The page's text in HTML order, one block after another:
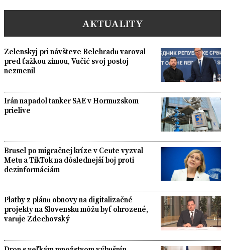
AKTUALITY
Zelenskyj pri návšteve Belehradu varoval
pred ťažkou zimou, Vučić svoj postoj
nezmenil
Irán napadol tanker SAE v Hormuzskom
prielive
Brusel po migračnej kríze v Ceute vyzval
Metu a TikTok na dôslednejší boj proti
dezinformáciám
Platby z plánu obnovy na digitalizačné
projekty na Slovensku môžu byť ohrozené,
varuje Zdechovský